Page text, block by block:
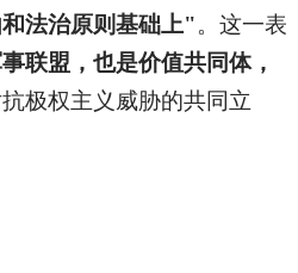
法治原则基础上"。这一表
联盟，也是价值共同体，
极权主义威胁的共同立